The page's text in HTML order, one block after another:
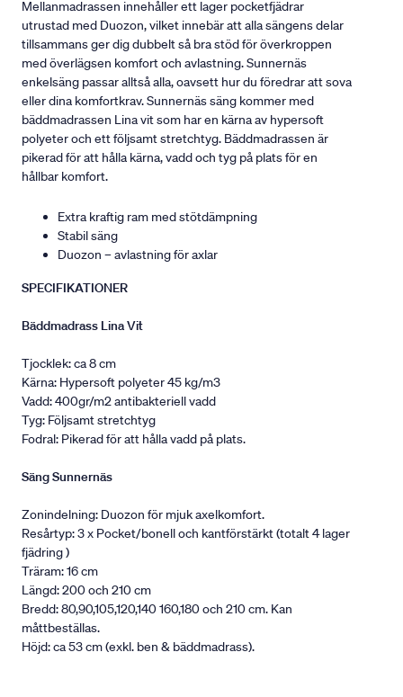
Mellanmadrassen innehåller ett lager pocketfjädrar
utrustad med Duozon, vilket innebär att alla sängens delar
tillsammans ger dig dubbelt så bra stöd för överkroppen
med överlägsen komfort och avlastning. Sunnernäs
enkelsäng passar alltså alla, oavsett hur du föredrar att sova
eller dina komfortkrav. Sunnernäs säng kommer med
bäddmadrassen Lina vit som har en kärna av hypersoft
polyeter och ett följsamt stretchtyg. Bäddmadrassen är
pikerad för att hålla kärna, vadd och tyg på plats för en
hållbar komfort.
Extra kraftig ram med stötdämpning
Stabil säng
Duozon – avlastning för axlar
SPECIFIKATIONER
Bäddmadrass Lina Vit
Tjocklek: ca 8 cm
Kärna: Hypersoft polyeter 45 kg/m3
Vadd: 400gr/m2 antibakteriell vadd
Tyg: Följsamt stretchtyg
Fodral: Pikerad för att hålla vadd på plats.
Säng Sunnernäs
Zonindelning: Duozon för mjuk axelkomfort.
Resårtyp: 3 x Pocket/bonell och kantförstärkt (totalt 4 lager
fjädring )
Träram: 16 cm
Längd: 200 och 210 cm
Bredd: 80,90,105,120,140 160,180 och 210 cm. Kan
måttbeställas.
Höjd: ca 53 cm (exkl. ben & bäddmadrass).